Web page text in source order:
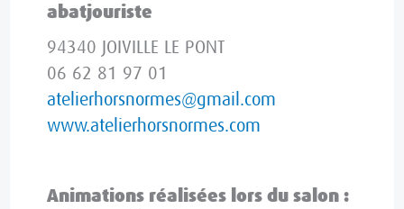
abatjouriste
94340 JOIVILLE LE PONT
06 62 81 97 01
atelierhorsnormes@gmail.com
www.atelierhorsnormes.com
Animations réalisées lors du salon :